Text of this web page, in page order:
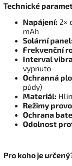
Technické
Napájení: 2×
mAh
Solární panel:
Frekvenční
Interval
vypnuto
Ochranná
půdy)
Materiál:
Režimy
Ochrana
Odolnost
Pro koho je